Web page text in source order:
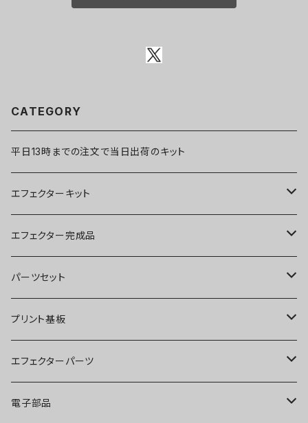
CATEGORY
平日13時までの注文で当日出荷のキット
エフェクターキット
ブースター
オーバードライブ
ディストーション
ファズ
プリアンプ
エフェクター完成品
ブースター
オーバードライブ
ディストーション
ファズ
パーツセット
ブースター
オーバードライブ
ディストーション
プリント基板
オーバードライブ
ディストーション
エフェクターパーツ
スイッチ
電子部品